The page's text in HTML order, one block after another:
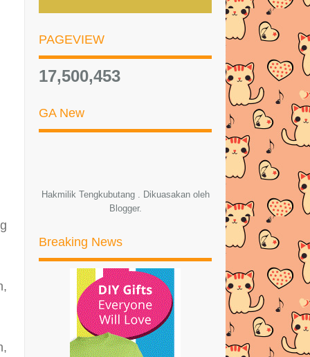
▼ Mei(50)
WORDLESS WEDNESDAY : MY
CUPCAKE SPECIAL DARI SIL N
BIL .. HEEEE.. SEDAP!
Nicol gagal pertahan juara Terbuka
Sifat Seseorang Menurut Bulan
Kelahirannya
SUSAH KALAU PUNYA HATI
LEMBUT NIH...
Strawberi Oh Strawberi
PAGEVIEW
17,500,453
GA New
Hakmilik Tengkubutang . Dikuasakan oleh
Blogger.
Breaking News